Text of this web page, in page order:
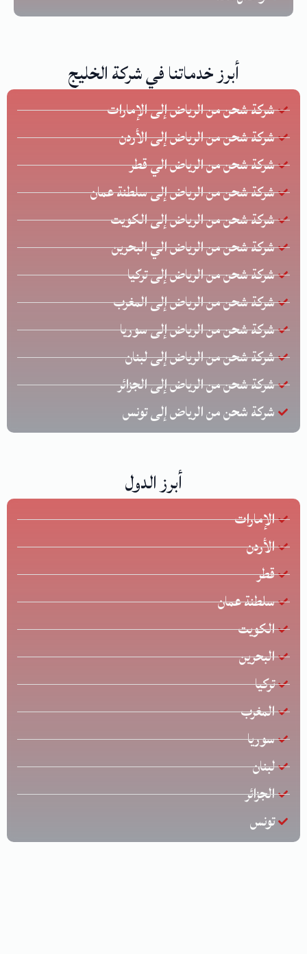
أبرز خدماتنا في شركة الخليج
شركة شحن من الرياض إلى الإمارات
شركة شحن من الرياض إلى الأردن
شركة شحن من الرياض الي قطر
شركة شحن من الرياض إلى سلطنة عمان
شركة شحن من الرياض إلى الكويت
شركة شحن من الرياض الي البحرين
شركة شحن من الرياض إلى تركيا
شركة شحن من الرياض إلى المغرب
شركة شحن من الرياض إلى سوريا
شركة شحن من الرياض إلى لبنان
شركة شحن من الرياض إلى الجزائر
شركة شحن من الرياض إلى تونس
أبرز الدول
الإمارات
الأردن
قطر
سلطنة عمان
الكويت
البحرين
تركيا
المغرب
سوريا
لبنان
الجزائر
تونس